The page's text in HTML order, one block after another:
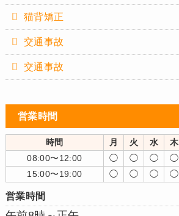
猫背矯正
交通事故
交通事故
営業時間
時間 月 火 水 木
08:00〜12:00
◯ ◯ ◯ ◯
15:00〜19:00
◯ ◯ ◯ ◯
営業時間